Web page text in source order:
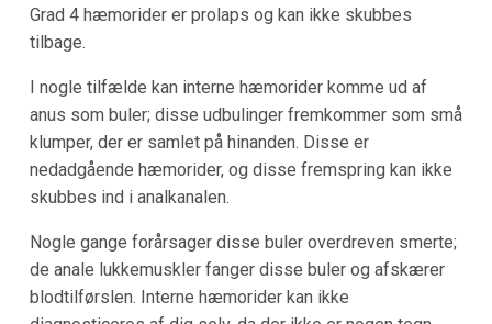
Grad 4 hæmorider er prolaps og kan ikke skubbes
tilbage.
I nogle tilfælde kan interne hæmorider komme ud af
anus som buler; disse udbulinger fremkommer som små
klumper, der er samlet på hinanden. Disse er
nedadgående hæmorider, og disse fremspring kan ikke
skubbes ind i analkanalen.
Nogle gange forårsager disse buler overdreven smerte;
de anale lukkemuskler fanger disse buler og afskærer
blodtilførslen. Interne hæmorider kan ikke